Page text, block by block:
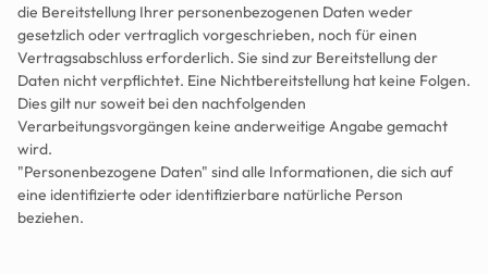
die Bereitstellung Ihrer personenbezogenen Daten weder
gesetzlich oder vertraglich vorgeschrieben, noch für einen
Vertragsabschluss erforderlich. Sie sind zur Bereitstellung der
Daten nicht verpflichtet. Eine Nichtbereitstellung hat keine Folgen.
Dies gilt nur soweit bei den nachfolgenden
Verarbeitungsvorgängen keine anderweitige Angabe gemacht
wird.
"Personenbezogene Daten" sind alle Informationen, die sich auf
eine identifizierte oder identifizierbare natürliche Person
beziehen.